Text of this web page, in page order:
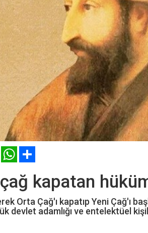
VK WhatsApp
çağ kapatan
Orta Çağ'ı kapatıp Yeni Çağ'ı
devlet adamlığı ve entelektüel